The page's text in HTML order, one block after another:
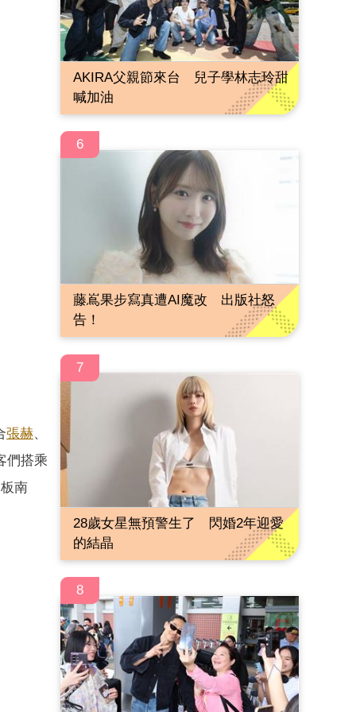
張赫、
們搭乘
南
AKIRA父親節來台 兒子學林志玲甜
喊加油
6
藤嶌果步寫真遭AI魔改 出版社怒
告！
7
28歲女星無預警生了 閃婚2年迎愛
的結晶
8